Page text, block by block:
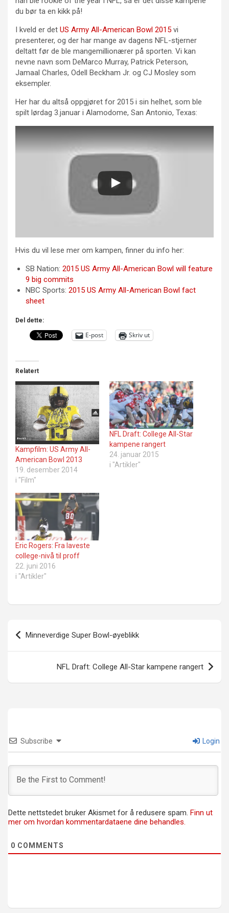
du bør ta en kikk på!
I kveld er det US Army All-American Bowl 2015 vi
presenterer, og der har mange av dagens NFL-stjerner
deltatt før de ble mangemillionærer på sporten. Vi kan
nevne navn som DeMarco Murray, Patrick Peterson,
Jamaal Charles, Odell Beckham Jr. og CJ Mosley som
eksempler.
Her har du altså oppgjøret for 2015 i sin helhet, som ble
spilt lørdag 3.januar i Alamodome, San Antonio, Texas:
Hvis du vil lese mer om kampen, finner du info her:
SB Nation: 2015 US Army All-American Bowl will feature
9 big commits
NBC Sports: 2015 US Army All-American Bowl fact
sheet
Del dette:
E-post Skriv ut
Relatert
Kampfilm: US Army All-
American Bowl 2013
19. desember 2014
i "Film"
NFL Draft: College All-Star
kampene rangert
24. januar 2015
i "Artikler"
Eric Rogers: Fra laveste
college-nivå til proff
22. juni 2016
i "Artikler"
Innleggsnavigasjon
Minneverdige Super Bowl-øyeblikk
NFL Draft: College All-Star kampene rangert
Subscribe Login
Dette nettstedet bruker Akismet for å redusere spam. Finn ut
mer om hvordan kommentardataene dine behandles.
0 COMMENTS